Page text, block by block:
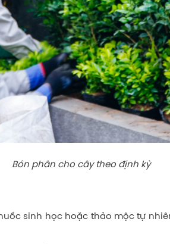
Bón phân cho cây theo định kỳ
sinh học hoặc thảo mộc tự